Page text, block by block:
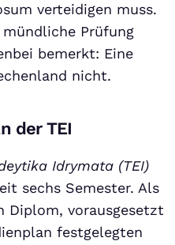
verteidigen muss.
Prüfung
bemerkt: Eine
nicht.
der TEI
Idrymata (TEI)
sechs Semester. Als
Diplom, vorausgesetzt
festgelegten